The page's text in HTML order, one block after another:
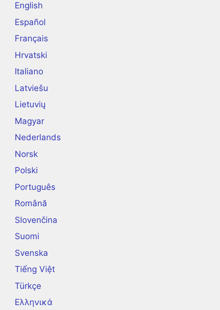
English
Español
Français
Hrvatski
Italiano
Latviešu
Lietuvių
Magyar
Nederlands
Norsk
Polski
Português
Română
Slovenčina
Suomi
Svenska
Tiếng Việt
Türkçe
Ελληνικά